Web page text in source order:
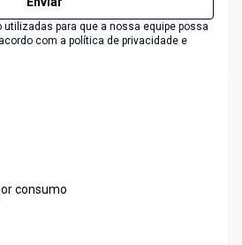
para que a nossa equipe possa
com a política de privacidade e
consumo